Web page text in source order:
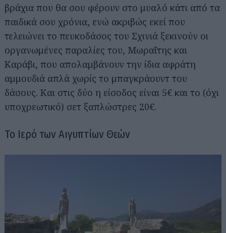
βράχια που θα σου φέρουν στο μυαλό κάτι από τα
παιδικά σου χρόνια, ενώ ακριβώς εκεί που
τελειώνει το πευκοδάσος του Σχινιά ξεκινούν οι
οργανωμένες παραλίες του, Μωραΐτης και
Καράβι, που απολαμβάνουν την ίδια αφράτη
αμμουδιά απλά χωρίς το μπαγκράουντ του
δάσους. Και στις δύο η είσοδος είναι 5€ και το (όχι
υποχρεωτικό) σετ ξαπλώστρες 20€.
Το Ιερό των Αιγυπτίων Θεών